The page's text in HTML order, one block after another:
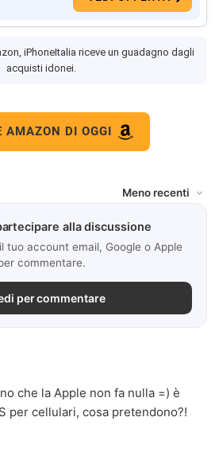
iPhoneItalia riceve un guadagno dagli
acquisti idonei.
AMAZON DI OGGI
alla discussione
tuo account email, Google o Apple
commentare.
per commentare
che la Apple non fa nulla =) è
per cellulari, cosa pretendono?!